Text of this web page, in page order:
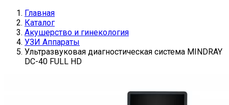
Главная
Каталог
Акушерство и гинекология
УЗИ Аппараты
Ультразвуковая диагностическая система MINDRAY
DC-40 FULL HD